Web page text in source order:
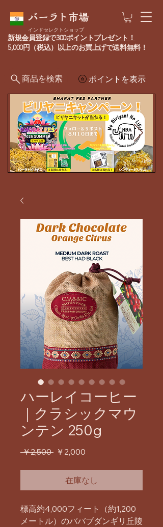
バーラト市場
ポイントを表示
新規会員登録で300ポイントプレゼント！
5,000円（税込）以上のお買上げで送料無料！
インドセレクトショップ
商品を検索
ハーレイコーヒー
｜クラシックマウ
ンテン 250g
￥2,500 通￥2,000
価
在庫なし
標高約4,000フィート（約1,200
メートル）のババブダンギリ丘陵